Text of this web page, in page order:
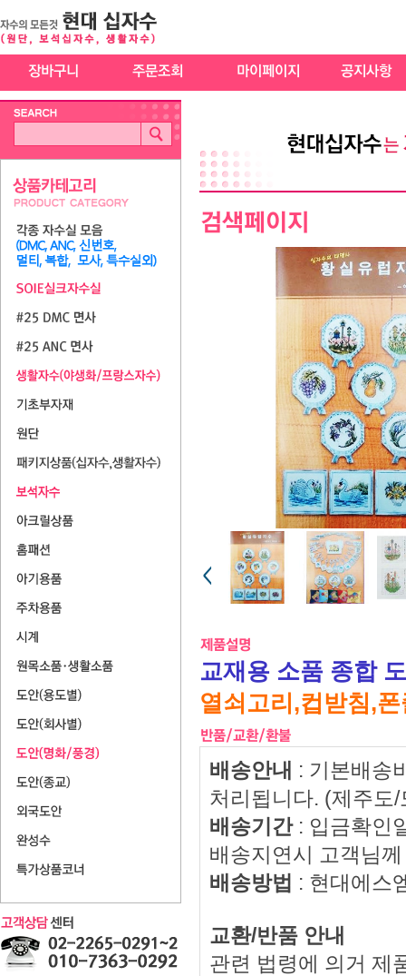
교재용 소품 종합
열쇠고리,컵받침,
배송안내 : 기본배송
처리됩니다. (제주도
배송기간: 입금확인
배송지연시 고객님
배송방법 : 현대에스
교환/반품 안내
관련 법령에 의거 제